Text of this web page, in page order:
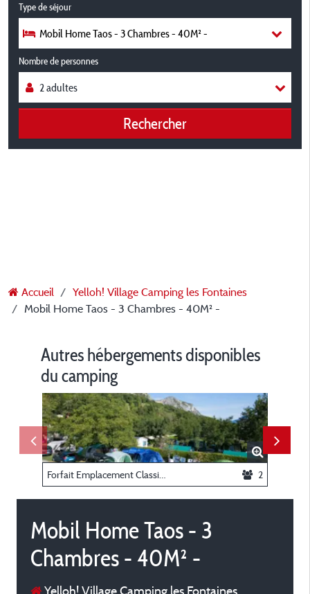
Type de séjour
Mobil Home Taos - 3 Chambres - 40M² -
Nombre de personnes
Rechercher
Accueil
Yelloh! Village Camping les Fontaines
Mobil Home Taos - 3 Chambres - 40M² -
Autres hébergements disponibles
du camping
2
Mobil Home Taos - 3
Chambres - 40M² -